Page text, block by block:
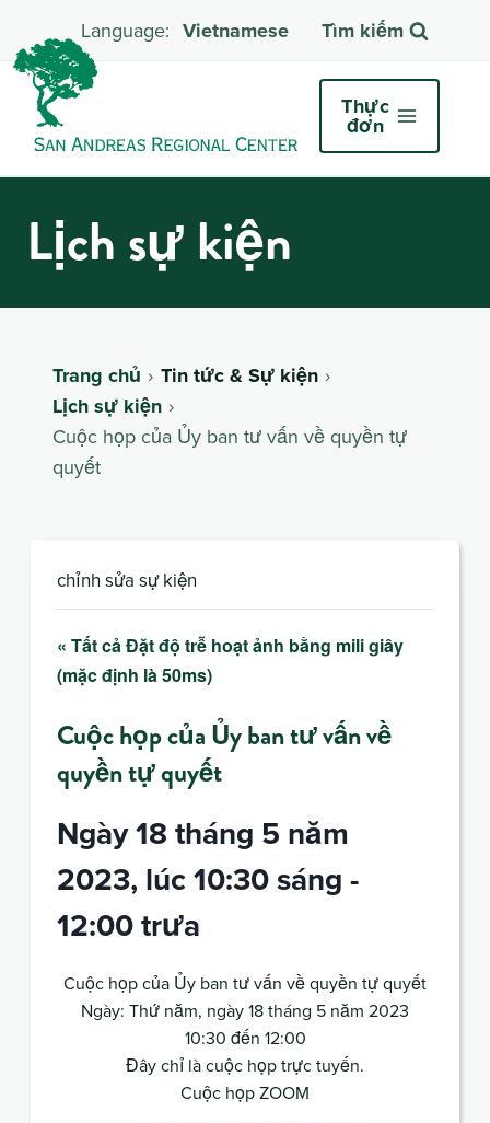
Vietnamese Tìm kiếm
Thực
đơn
Lịch sự kiện
Trang chủ
Tin tức & Sự kiện
Lịch sự kiện
Cuộc họp của Ủy ban tư vấn về quyền tự
quyết
chỉnh sửa sự kiện
« Tất cả Đặt độ trễ hoạt ảnh bằng mili giây
(mặc định là 50ms)
Cuộc họp của Ủy ban tư vấn về
quyền tự quyết
Ngày 18 tháng 5 năm
2023, lúc 10:30 sáng -
12:00 trưa
Cuộc họp của Ủy ban tư vấn về quyền tự quyết
Ngày: Thứ năm, ngày 18 tháng 5 năm 2023
10:30 đến 12:00
Đây chỉ là cuộc họp trực tuyến.
Cuộc họp ZOOM